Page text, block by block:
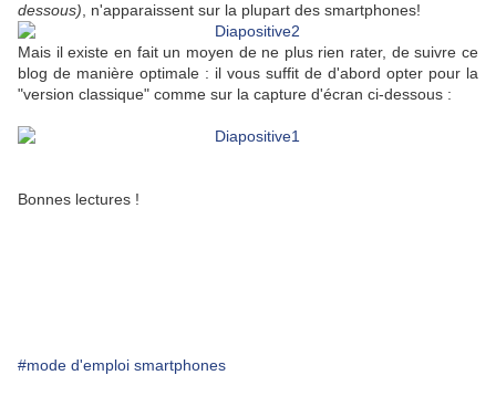
dessous) , n'apparaissent sur la plupart des smartphones!
Mais il existe en fait un moyen de ne plus rien rater, de suivre ce
blog de manière optimale : il vous suffit de d'abord opter pour la
"version classique" comme sur la capture d'écran ci-dessous :
Bonnes lectures !
#mode d'emploi smartphones